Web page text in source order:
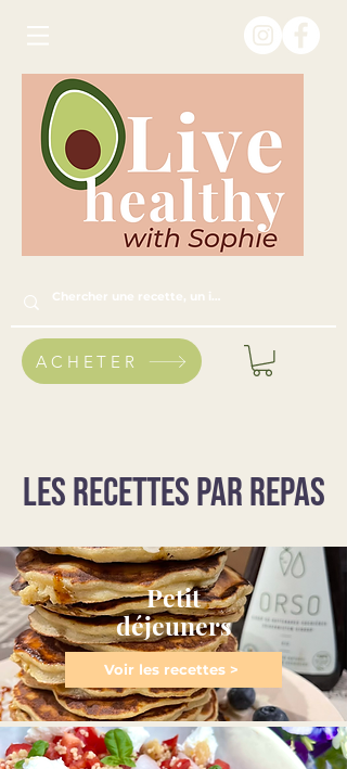
ACHETER
LES RECETTES PAR REPAS
Petit
déjeuners
Voir les recettes >